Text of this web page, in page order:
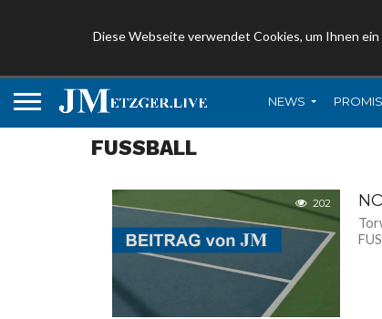
Diese Webseite verwendet Cookies, um Ihnen
NEWS
FUSSBALL
202